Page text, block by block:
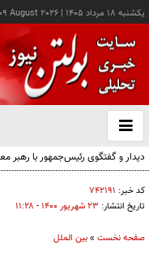
يکشنبه ۱۸ مرداد ۱۴۰۵ |
August 2026
باز
و
دیدار و گفتگوی رئیس‌جمهور با رهبر
کد خبر: ۷۴۲۱۹۱
تاریخ انتشار: ۲۳ شهريور ۱۴۰۰ - ۱۱:۲۸
صفحه نخست »بین الملل